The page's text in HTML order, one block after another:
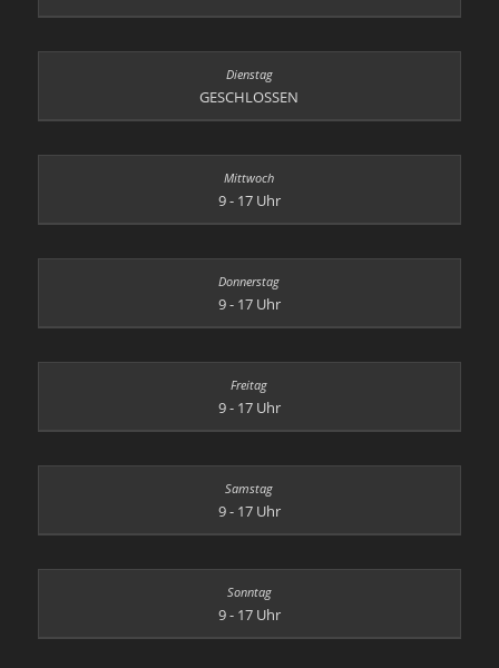
GESCHLOSSEN
9 - 17 Uhr
9 - 17 Uhr
9 - 17 Uhr
9 - 17 Uhr
9 - 17 Uhr